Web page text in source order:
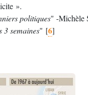
».
politiques" -Michèle
3 semaines" [6]